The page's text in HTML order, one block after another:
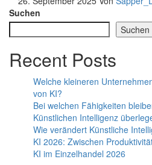
Suchen
Suchen
Recent Posts
Welche kleineren
von KI?
Bei welchen Fähigkeiten
Künstlichen Intelligenz
Wie verändert Künstliche
KI 2026: Zwischen
KI im Einzelhandel 2026